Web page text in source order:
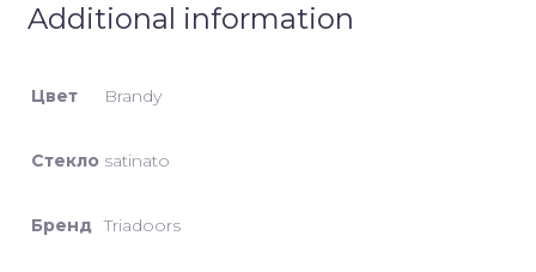
Additional information
Цвет Brandy
Стекло satinato
Бренд Triadoors